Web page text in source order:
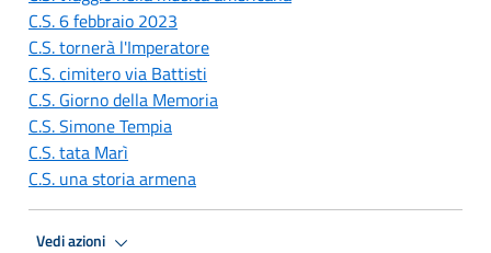
C.S. 6 febbraio 2023
C.S. tornerà l'Imperatore
C.S. cimitero via Battisti
C.S. Giorno della Memoria
C.S. Simone Tempia
C.S. tata Marì
C.S. una storia armena
Vedi azioni